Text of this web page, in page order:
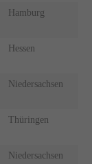
Hamburg
Hessen
Niedersachsen
Thüringen
Niedersachsen